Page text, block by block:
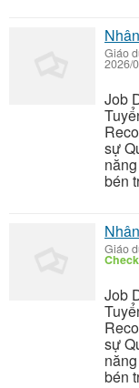
Giáo
2026/
Job
sự
bén
Giáo
Job
sự
bén